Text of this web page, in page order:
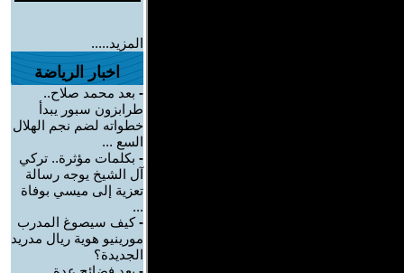
المزيد.....
اخبار الرياضة
- بعد محمد صلاح..
طرابزون سبور يبدأ
خطواته لضم نجم الهلال
السع ...
- بكلمات مؤثرة.. تركي
آل الشيخ يوجه رسالة
تعزية إلى ميسي بوفاة
...
-كيف سيصوغ المدرب
مورينيو هوية ريال مدريد
الجديدة؟